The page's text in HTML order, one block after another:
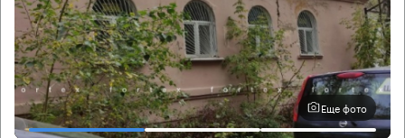
Еще фото